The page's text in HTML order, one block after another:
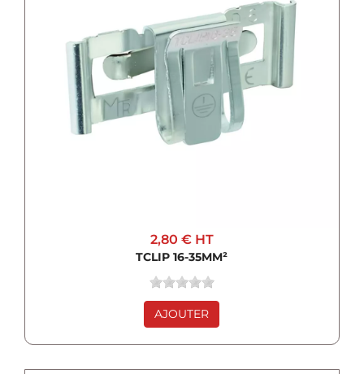
2,80 € HT
TCLIP 16-35MM²
AJOUTER